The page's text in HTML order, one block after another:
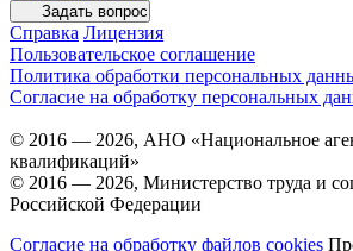
Задать вопрос
Справка Лицензия
Пользовательское соглашение
Политика обработки персональных
Согласие на обработку персональных
© 2016 — 2026, АНО «Национальное
квалификаций»
© 2016 — 2026, Министерство труда и
Российской Федерации
Согласие на обработку файлов cookies